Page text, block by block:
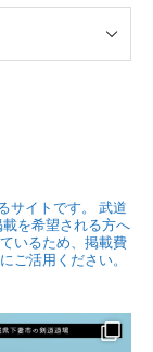
サイトです。
武道
を希望される方へ
いるため、掲載費
ご活用ください。